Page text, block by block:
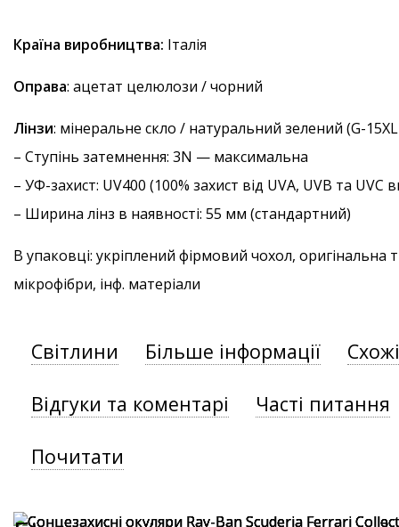
Країна виробництва: Італія
Оправа: ацетат целюлози / чорний
Лінзи: мінеральне скло / натуральний зелений (G-
– Ступінь затемнення: 3N — максимальна
– УФ-захист: UV400 (100% захист від UVA, UVB та
– Ширина лінз в наявності: 55 мм (стандартний)
В упаковці: укріплений фірмовий чохол, оригінальна
мікрофібри, інф. матеріали
Світлини Більше інформації
Відгуки та коментарі Часті питання
Почитати